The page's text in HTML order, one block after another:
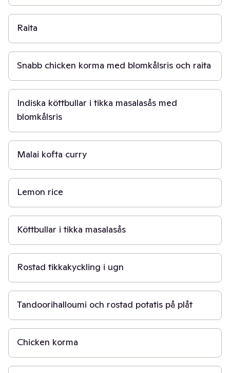
15 min
Raita
20 min
Snabb chicken korma med blomkålsris och raita
30 min
Indiska köttbullar i tikka masalasås med
blomkålsris
1 t
Malai kofta curry
20 min
Lemon rice
30 min
Köttbullar i tikka masalasås
45 min
Rostad tikkakyckling i ugn
50 min
Tandoorihalloumi och rostad potatis på plåt
1 t 30 min
Chicken korma
30 min